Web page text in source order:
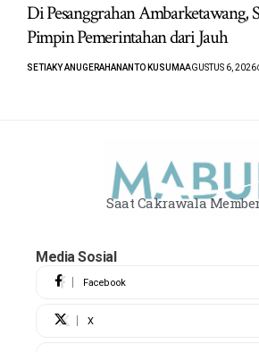
Di Pesanggrahan Ambarketawang,
Pimpin Pemerintahan dari Jauh
SETIAKY ANUGERAHANANTO KUSUMAAGUSTUS 6, 2026
Saat Cakrawala
Media Sosial
Facebook
X